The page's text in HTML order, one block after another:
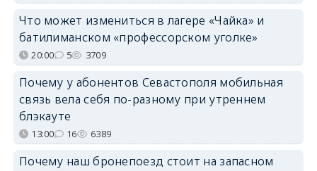
Что может измениться в лагере «Чайка» и
батилиманском «профессорском уголке»
20:00 5 3709
Почему у абонентов Севастополя мобильная
связь вела себя по-разному при утреннем
блэкауте
13:00 16 6389
Почему наш бронепоезд стоит на запасном